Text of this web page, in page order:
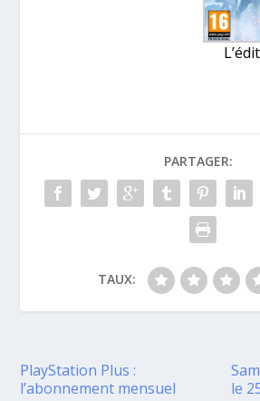
PARTAGER:
TAUX:
PlayStation Plus :
l’abonnement mensuel
le